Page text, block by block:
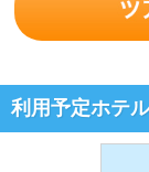
利用予定ホテル